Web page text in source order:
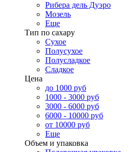
Рибера дель Дуэро
Мозель
Еще
Тип по сахару
Сухое
Полусухое
Полусладкое
Сладкое
Цена
до 1000 руб
1000 - 3000 руб
3000 - 6000 руб
6000 - 10000 руб
от 10000 руб
Еще
Объем и упаковка